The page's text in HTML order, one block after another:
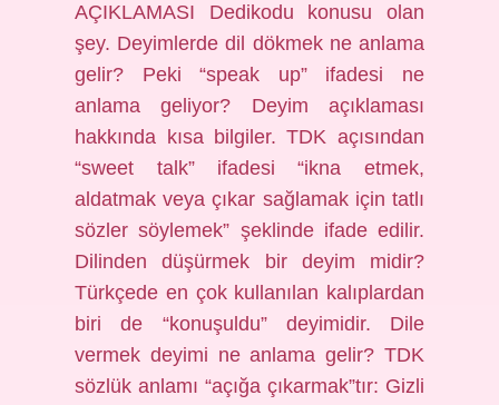
AÇIKLAMASI Dedikodu konusu olan
şey. Deyimlerde dil dökmek ne anlama
gelir? Peki “speak up” ifadesi ne
anlama geliyor? Deyim açıklaması
hakkında kısa bilgiler. TDK açısından
“sweet talk” ifadesi “ikna etmek,
aldatmak veya çıkar sağlamak için tatlı
sözler söylemek” şeklinde ifade edilir.
Dilinden düşürmek bir deyim midir?
Türkçede en çok kullanılan kalıplardan
biri de “konuşuldu” deyimidir. Dile
vermek deyimi ne anlama gelir? TDK
sözlük anlamı “açığa çıkarmak”tır: Gizli